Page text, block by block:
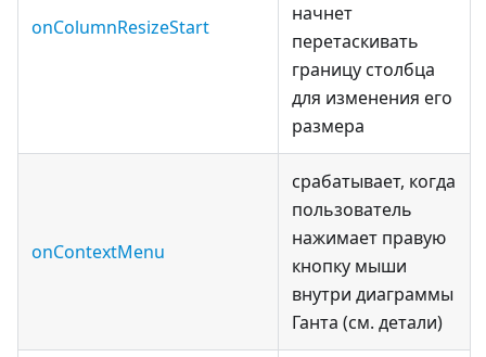
onColumnResizeStart
начнет
перетаскивать
границу столбца
для изменения его
размера
onContextMenu
срабатывает, когда
пользователь
нажимает правую
кнопку мыши
внутри диаграммы
Ганта (см. детали)